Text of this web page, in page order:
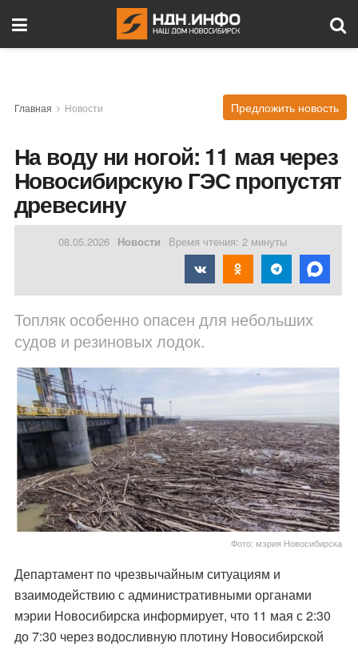
Главная Новости Предложить новость
На воду ни ногой: 11 мая через
Новосибирскую ГЭС пропустят
древесину
08.05.2026 Новости Время чтения: 2 минуты
Топляк особенно опасен для небольших
судов и резиновых лодок.
Фото: мэрия Новосибирска
Департамент по чрезвычайным ситуациям и
взаимодействию с административными органами
мэрии Новосибирска информирует, что 11 мая с 2:30
до 7:30 через водосливную плотину Новосибирской